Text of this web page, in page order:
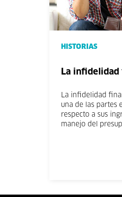
HISTORIAS
La
La infidelidad
una de las partes
respecto a sus
manejo del